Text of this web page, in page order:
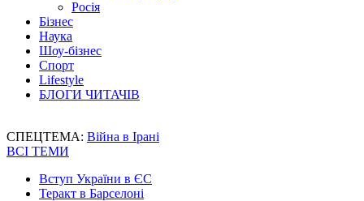
Росія
Бізнес
Наука
Шоу-бізнес
Спорт
Lifestyle
БЛОГИ ЧИТАЧІВ
СПЕЦТЕМА: Війна в Ірані
ВСІ ТЕМИ
Вступ України в ЄС
Теракт в Барселоні